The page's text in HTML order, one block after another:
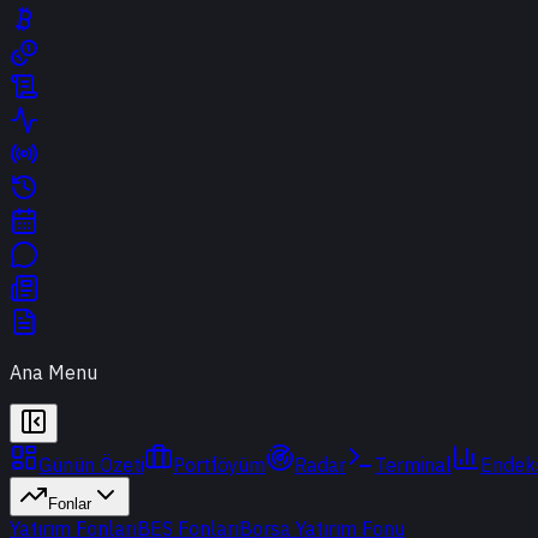
Ana Menu
Günün Özeti Portföyüm Radar Terminal
Fonlar
Yatırım FonlarıBES FonlarıBorsa Yatırım Fonu